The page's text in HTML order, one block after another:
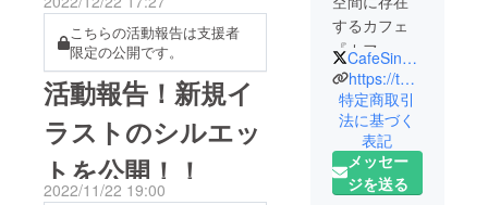
こちらの活動報告は支援者
限定の公開です。
活動報告！新規イ
ラストのシルエッ
トを公開！！
2022/11/22 19:00
するカフェ
『カフェシ
ンギュリ
ア』の公式
アカウント
です！現在
４名の
VTuberが所
CafeSingulier
https://twitter.com/CafeSingulier
特定商取引
法に基づく
表記
メッセー
ジを送る